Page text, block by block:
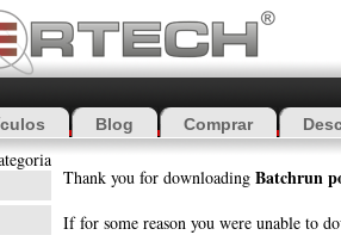
Thank you for downloading Batchrun
If for some reason you were unable to
Blog Comprar